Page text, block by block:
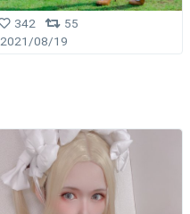
342
55
2021/08/19